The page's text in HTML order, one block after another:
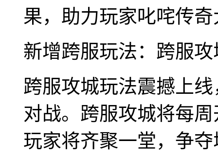
果，助力玩家叱咤传
新增跨服玩法：跨服攻
跨服攻城玩法震撼上
对战。跨服攻城将每
玩家将齐聚一堂，争